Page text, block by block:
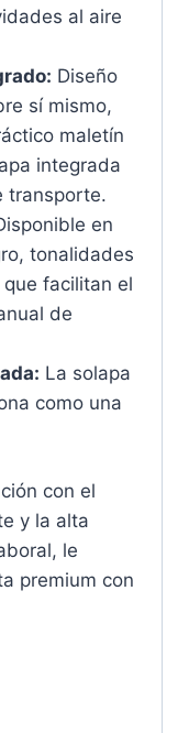
al aire
Diseño
sí mismo,
maletín
integrada
transporte.
en
tonalidades
facilitan el
de
La solapa
como una
con el
y la alta
le
premium con